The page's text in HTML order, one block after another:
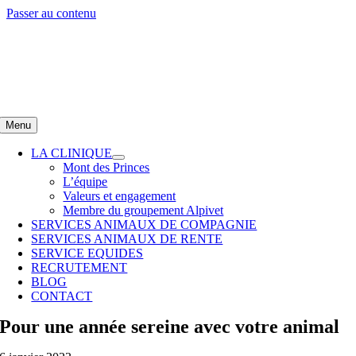
Passer au contenu
Menu
LA CLINIQUE
Mont des Princes
L’équipe
Valeurs et engagement
Membre du groupement Alpivet
SERVICES ANIMAUX DE COMPAGNIE
SERVICES ANIMAUX DE RENTE
SERVICE EQUIDES
RECRUTEMENT
BLOG
CONTACT
Pour une année sereine avec votre animal